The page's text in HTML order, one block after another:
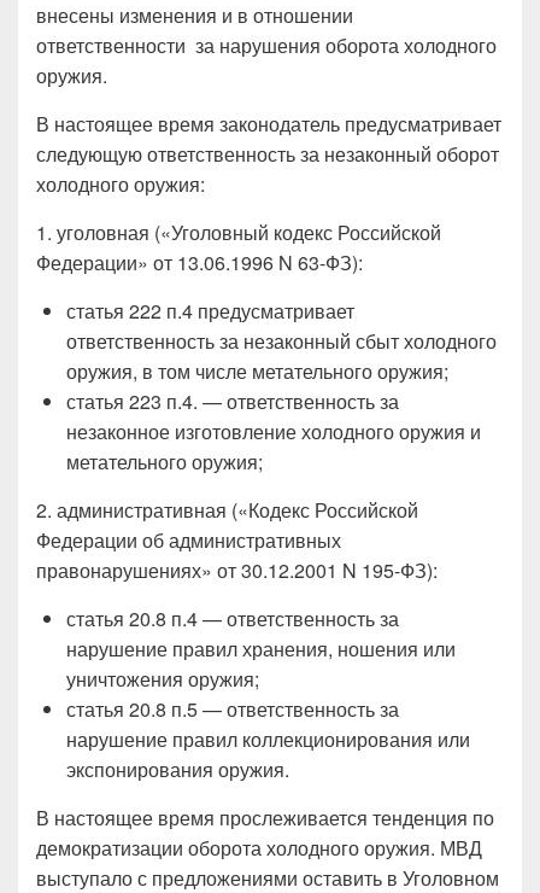
внесены изменения и в отношении
ответственности за нарушения оборота холодного
оружия.
В настоящее время законодатель предусматривает
следующую ответственность за незаконный оборот
холодного оружия:
1. уголовная («Уголовный кодекс Российской
Федерации» от 13.06.1996 N 63-ФЗ):
статья 222 п.4 предусматривает
ответственность за незаконный сбыт холодного
оружия, в том числе метательного оружия;
статья 223 п.4. — ответственность за
незаконное изготовление холодного оружия и
метательного оружия;
2. административная («Кодекс Российской
Федерации об административных
правонарушениях» от 30.12.2001 N 195-ФЗ):
статья 20.8 п.4 — ответственность за
нарушение правил хранения, ношения или
уничтожения оружия;
статья 20.8 п.5 — ответственность за
нарушение правил коллекционирования или
экспонирования оружия.
В настоящее время прослеживается тенденция по
демократизации оборота холодного оружия. МВД
выступало с предложениями оставить в Уголовном